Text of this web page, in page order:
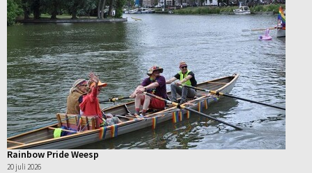
Rainbow Pride Weesp
20 juli 2026